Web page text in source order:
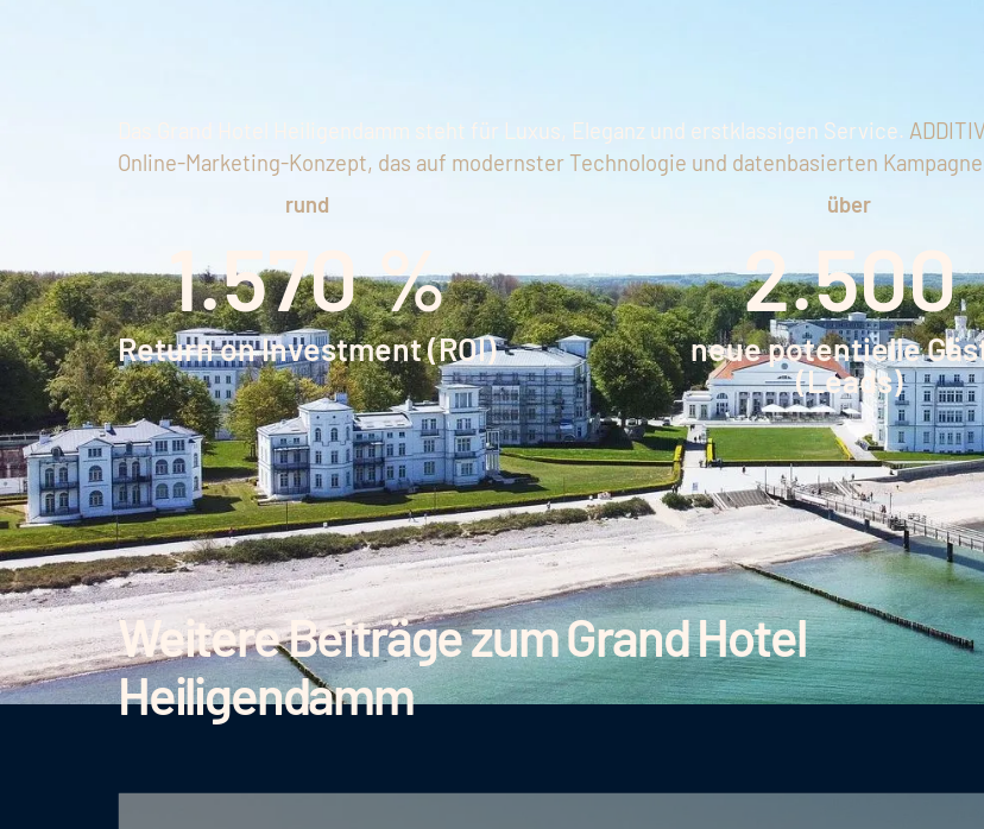
Das Grand Hotel Heiligendamm steht für Luxus, Eleganz und erstklassigen Service.
Online-Marketing-Konzept, das auf modernster Technologie und datenbasierten
rund
1.570 %
Return on Investment (ROI)
über
2.500
neue potentielle
(Leads)
Weitere Beiträge zum Grand Hotel
Heiligendamm